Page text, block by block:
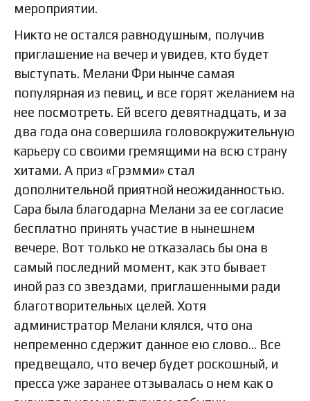
мероприятии.
Никто не остался равнодушным, получив
приглашение на вечер и увидев, кто будет
выступать. Мелани Фри нынче самая
популярная из певиц, и все горят желанием на
нее посмотреть. Ей всего девятнадцать, и за
два года она совершила головокружительную
карьеру со своими гремящими на всю страну
хитами. А приз «Грэмми» стал
дополнительной приятной неожиданностью.
Сара была благодарна Мелани за ее согласие
бесплатно принять участие в нынешнем
вечере. Вот только не отказалась бы она в
самый последний момент, как это бывает
иной раз со звездами, приглашенными ради
благотворительных целей. Хотя
администратор Мелани клялся, что она
непременно сдержит данное ею слово… Все
предвещало, что вечер будет роскошный, и
пресса уже заранее отзывалась о нем как о